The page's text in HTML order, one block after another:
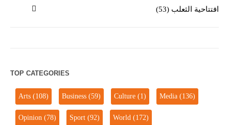
افتتاحية الثعلب (53)
TOP CATEGORIES
Arts (108) Business (59) Culture (1) Media (136)
Opinion (78) Sport (92) World (172)